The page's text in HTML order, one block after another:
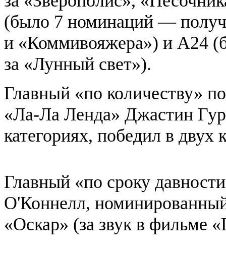
(было 7 номинаций —
и «Коммивояжера») и A24
за «Лунный свет»).
Главный «по количеству»
«Ла-Ла Ленда» Джастин
категориях, победил в двух
Главный «по сроку
О'Коннелл,
«Оскар» (за звук в фильме